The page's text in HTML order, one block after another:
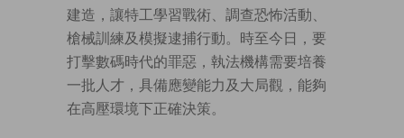
建造，讓特工學習戰術、調查恐怖活動、
槍械訓練及模擬逮捕行動。時至今日，要
打擊數碼時代的罪惡，執法機構需要培養
一批人才，具備應變能力及大局觀，能夠
在高壓環境下正確決策。